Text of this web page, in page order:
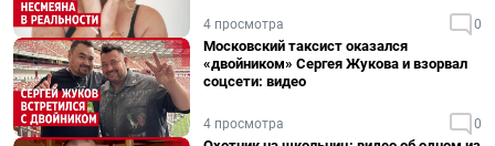
4 просмотра 0
Московский таксист оказался
«двойником» Сергея Жукова и взорвал
соцсети: видео
4 просмотра 0